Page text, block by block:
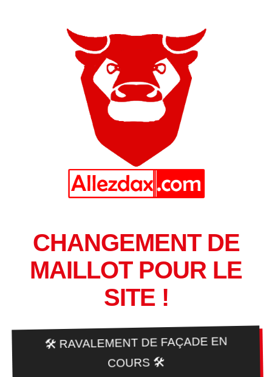
CHANGEMENT DE
MAILLOT POUR LE
SITE !
🛠️ RAVALEMENT DE FAÇADE EN
COURS 🛠️